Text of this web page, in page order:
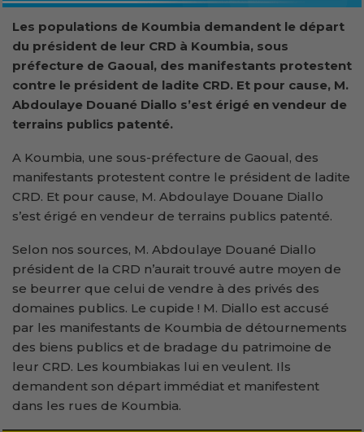
Les populations de Koumbia demandent le départ
du président de leur CRD à Koumbia, sous
préfecture de Gaoual, des manifestants protestent
contre le président de ladite CRD. Et pour cause, M.
Abdoulaye Douané Diallo s’est érigé en vendeur de
terrains publics patenté.
A Koumbia, une sous-préfecture de Gaoual, des
manifestants protestent contre le président de ladite
CRD. Et pour cause, M. Abdoulaye Douane Diallo
s’est érigé en vendeur de terrains publics patenté.
Selon nos sources, M. Abdoulaye Douané Diallo
président de la CRD n’aurait trouvé autre moyen de
se beurrer que celui de vendre à des privés des
domaines publics. Le cupide ! M. Diallo est accusé
par les manifestants de Koumbia de détournements
des biens publics et de bradage du patrimoine de
leur CRD. Les koumbiakas lui en veulent. Ils
demandent son départ immédiat et manifestent
dans les rues de Koumbia.